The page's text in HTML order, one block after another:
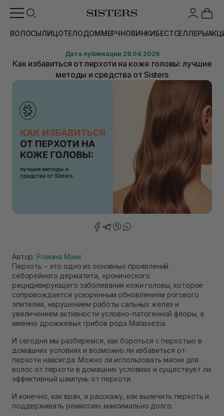
ВОЛОСЫЛИЦОТЕЛОДОММЕРЧНОВИНКИБЕСТСЕЛЛЕРЫ
Дата публикации 28.04.2026
Как избавиться от перхоти на коже головы: лучшие
методы и средства от Sisters
Автор: Романа Маик
Перхоть – это одно из основных проявлений
себорейного дерматита, хронического
рецидивирующего заболевания кожи головы, которое
сопровождается ускоренным обновлением рогового
эпителия, нарушением работы сальных желез и
увеличением активности условно-патогенной флоры, а
именно дрожжевых грибов рода Malassezia.
И сегодня мы разберемся, как бороться с перхотью в
домашних условиях и возможно ли избавиться от
перхоти навсегда. Можно ли использовать маски для
волос от перхоти в домашних условиях и существует ли
эффективный шампунь от перхоти.
И конечно, как врач, я расскажу, как вылечить перхоть и
поддерживать ремиссию максимально долго.